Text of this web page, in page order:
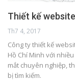
Thiết kế
Th7 4, 2017
Công ty thiết kế
Hồ Chí Minh với
mắt chuyên nghiệp,
bị tìm kiếm.